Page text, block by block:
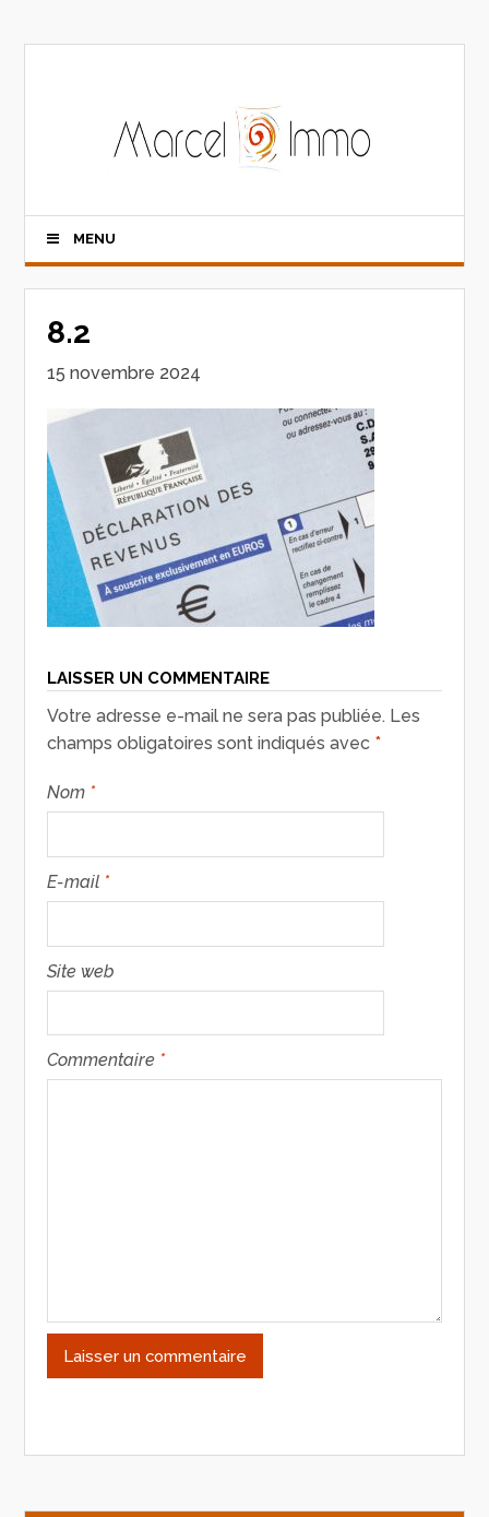
MENU
8.2
15 novembre 2024
LAISSER UN COMMENTAIRE
Votre adresse e-mail ne sera pas publiée. Les
champs obligatoires sont indiqués avec *
Nom *
E-mail *
Site web
Commentaire *